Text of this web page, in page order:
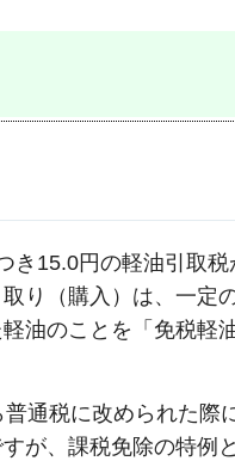
き15.0円の軽油引取税
り（購入）は、一定
油のことを「免税軽
通税に改められた際
が、課税免除の特例